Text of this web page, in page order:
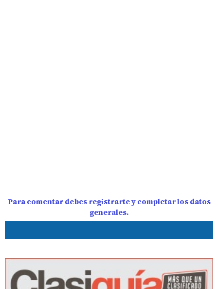
Para comentar debes registrarte y completar los datos
generales.